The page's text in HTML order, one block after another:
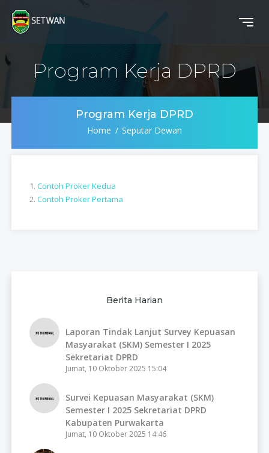
Program Kerja DPRD
Program Kerja DPRD
Home Seputar Dewan
1.Contoh Proker Kedua
2.Contoh Proker Pertama
Berita Harian
Laporan Tindak Lanjut Survey Kepuasan
Masyarakat (SKM) Semester I 2025
Sekretariat DPRD
Jumat, 10 Oktober 2025 15:04
Survei Kepuasan Masyarakat (SKM)
Semester I 2025 Sekretariat DPRD
Kabupaten Purwakarta
Jumat, 10 Oktober 2025 14:46